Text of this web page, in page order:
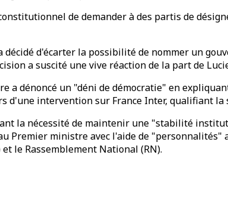
de demander à des partis de
d'écarter la possibilité de nommer un
a suscité une vive réaction de la part de
a dénoncé un "déni de démocratie" en
d'une intervention sur France Inter, qualifiant
la nécessité de maintenir une "stabilité
Premier ministre avec l'aide de "personnalités"
le Rassemblement National (RN).